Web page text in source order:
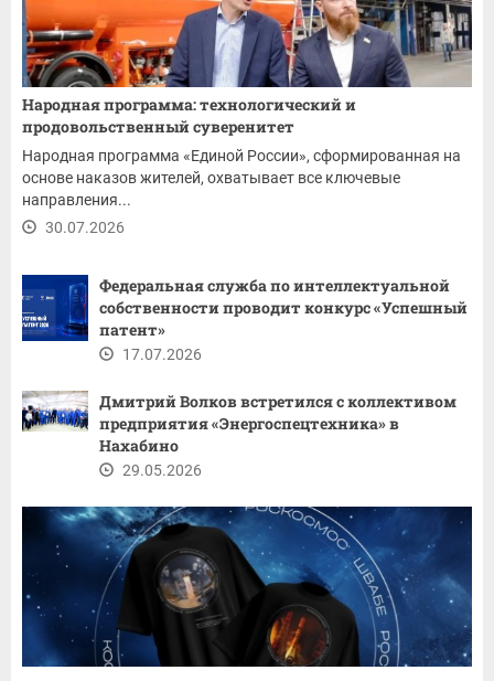
Народная программа: технологический и
продовольственный суверенитет
Народная программа «Единой России», сформированная на
основе наказов жителей, охватывает все ключевые
направления...
30.07.2026
Федеральная служба по интеллектуальной
собственности проводит конкурс «Успешный
патент»
17.07.2026
Дмитрий Волков встретился с коллективом
предприятия «Энергоспецтехника» в
Нахабино
29.05.2026